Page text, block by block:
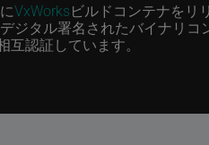
VxWorksビルドコンテナをリ
タル署名されたバイナリコ
認証しています。